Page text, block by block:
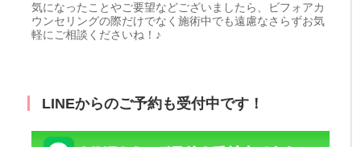
気になったことやご要望などございましたら、ビフォアカ
ウンセリングの際だけでなく施術中でも遠慮なさらずお気
軽にご相談くださいね！♪
LINEからのご予約も受付中です！